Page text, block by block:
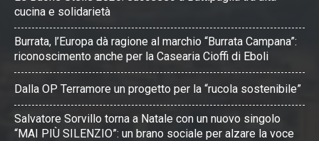
cucina e solidarietà
Burrata, l’Europa dà ragione al marchio “Burrata Campana”:
riconoscimento anche per la Casearia Cioffi di Eboli
Dalla OP Terramore un progetto per la “rucola sostenibile”
Salvatore Sorvillo torna a Natale con un nuovo singolo
“MAI PIÙ SILENZIO”: un brano sociale per alzare la voce